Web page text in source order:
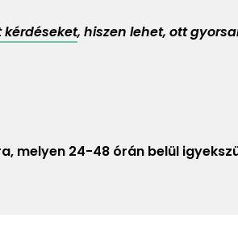
, hiszen lehet, ott
melyen 24-48 órán belül